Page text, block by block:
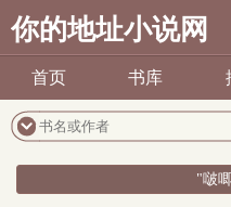
你的地址小说网
首页 书库
"啵